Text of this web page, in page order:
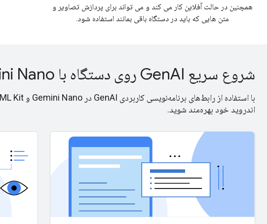
همچنین در حالت آفلاین کار می کند و می تواند برای پردازش تصاویر و
متن هایی که باید در دستگاه باقی بمانند استفاده شود.
شروع سریع GenAI روی دستگاه با Gemini Nano
اندروید خود بهره‌مند شوید.